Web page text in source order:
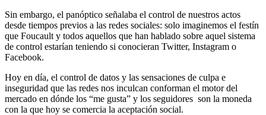
Sin embargo, el panóptico señalaba el control de nuestros actos
desde tiempos previos a las redes sociales: solo imaginemos el festín
que Foucault y todos aquellos que han hablado sobre aquel sistema
de control estarían teniendo si conocieran Twitter, Instagram o
Facebook.
Hoy en día, el control de datos y las sensaciones de culpa e
inseguridad que las redes nos inculcan conforman el motor del
mercado en dónde los “me gusta” y los seguidores son la moneda
con la que hoy se comercia la aceptación social.